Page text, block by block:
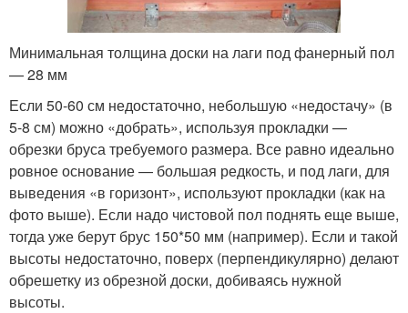
Минимальная толщина доски на лаги под фанерный пол
— 28 мм
Если 50-60 см недостаточно, небольшую «недостачу» (в
5-8 см) можно «добрать», используя прокладки —
обрезки бруса требуемого размера. Все равно идеально
ровное основание — большая редкость, и под лаги, для
выведения «в горизонт», используют прокладки (как на
фото выше). Если надо чистовой пол поднять еще выше,
тогда уже берут брус 150*50 мм (например). Если и такой
высоты недостаточно, поверх (перпендикулярно) делают
обрешетку из обрезной доски, добиваясь нужной
высоты.